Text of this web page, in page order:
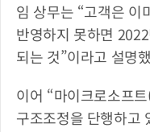
임 상무는 “고객은 이
반영하지 못하면
되는 것”이라고 설명
이어 “마이크로소프
구조조정을 단행하고